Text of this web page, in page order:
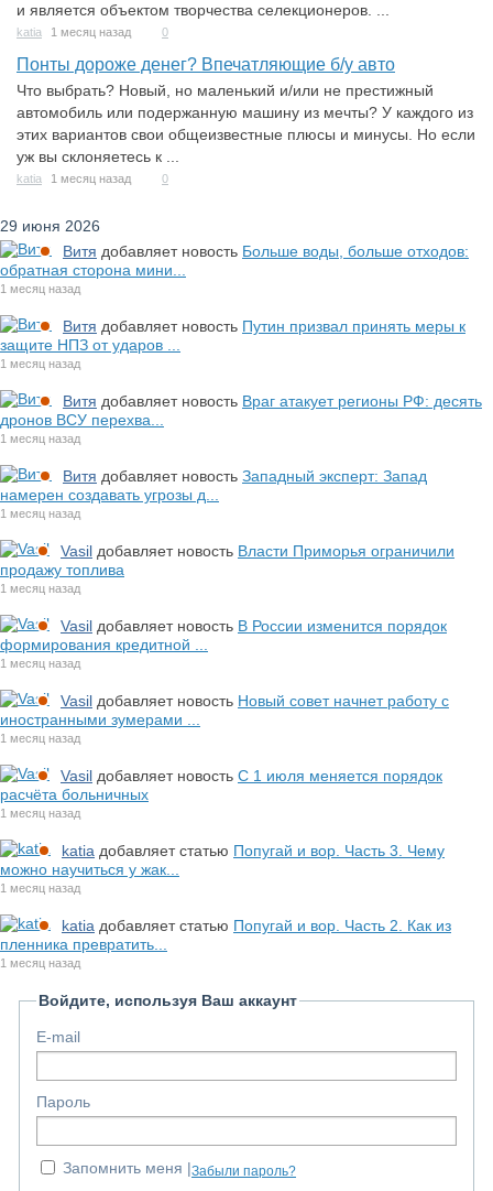
и является объектом творчества селекционеров. ...
katia 1 месяц назад 0
Понты дороже денег? Впечатляющие б/у авто
Что выбрать? Новый, но маленький и/или не престижный
автомобиль или подержанную машину из мечты? У каждого из
этих вариантов свои общеизвестные плюсы и минусы. Но если
уж вы склоняетесь к ...
katia 1 месяц назад 0
29 июня 2026
Витя добавляет новость Больше воды, больше отходов:
обратная сторона мини...
1 месяц назад
Витя добавляет новость Путин призвал принять меры к
защите НПЗ от ударов ...
1 месяц назад
Витя добавляет новость Враг атакует регионы РФ: десять
дронов ВСУ перехва...
1 месяц назад
Витя добавляет новость Западный эксперт: Запад
намерен создавать угрозы д...
1 месяц назад
Vasil добавляет новость Власти Приморья ограничили
продажу топлива
1 месяц назад
Vasil добавляет новость В России изменится порядок
формирования кредитной ...
1 месяц назад
Vasil добавляет новость Новый совет начнет работу с
иностранными зумерами ...
1 месяц назад
Vasil добавляет новость С 1 июля меняется порядок
расчёта больничных
1 месяц назад
katia добавляет статью Попугай и вор. Часть 3. Чему
можно научиться у жак...
1 месяц назад
katia добавляет статью Попугай и вор. Часть 2. Как из
пленника превратить...
1 месяц назад
Войдите, используя Ваш аккаунт
E-mail
Пароль
Запомнить меня Забыли пароль?